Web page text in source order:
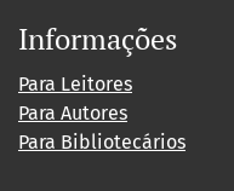
Informações
Para Leitores
Para Autores
Para Bibliotecários